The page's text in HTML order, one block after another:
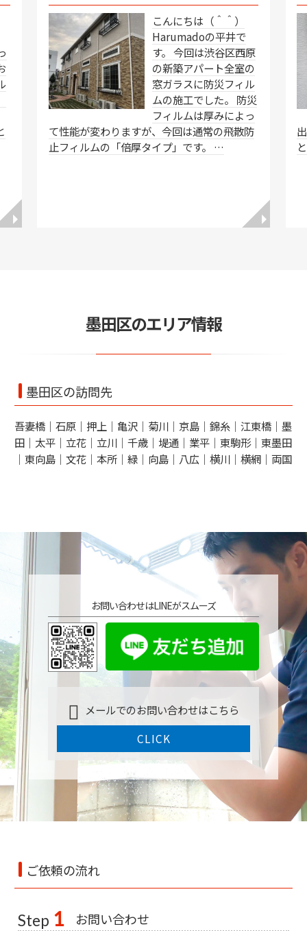
◥
こんにちは（＾＾）
Harumadoの平井で
す。 今回は渋谷区西原
の新築アパート全室の
窓ガラスに防災フィル
ムの施工でした。 防災
フィルムは厚みによっ
て性能が変わりますが、今回は通常の飛散防
止フィルムの「倍厚タイプ」です。 …
◥
墨田区のエリア情報
墨田区の訪問先
吾妻橋｜石原｜押上｜亀沢｜菊川｜京島｜錦糸｜江東橋｜墨
田｜太平｜立花｜立川｜千歳｜堤通｜業平｜東駒形｜東墨田
｜東向島｜文花｜本所｜緑｜向島｜八広｜横川｜横網｜両国
お問い合わせはLINEがスムーズ
メールでのお問い合わせはこちら
CLICK
ご依頼の流れ
Step 1 お問い合わせ